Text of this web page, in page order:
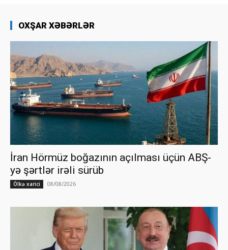
OXŞAR XƏBƏRLƏR
İran Hörmüz boğazının açılması üçün ABŞ-
yə şərtlər irəli sürüb
Ölkə xarici 08/08/2026